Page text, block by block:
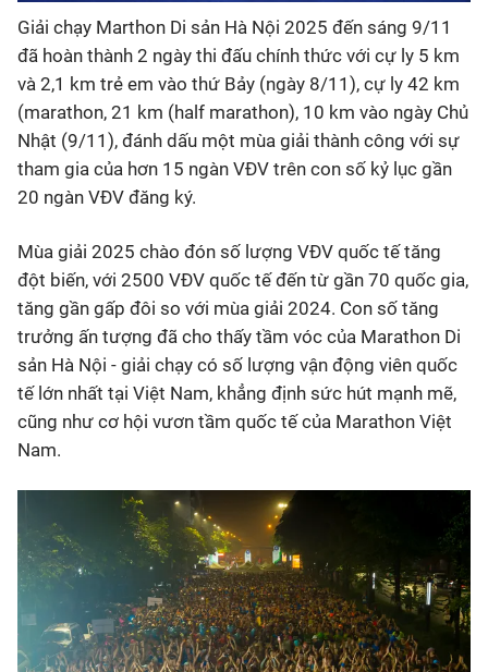
Giải chạy Marthon Di sản Hà Nội 2025 đến sáng 9/11
đã hoàn thành 2 ngày thi đấu chính thức với cự ly 5 km
và 2,1 km trẻ em vào thứ Bảy (ngày 8/11), cự ly 42 km
(marathon, 21 km (half marathon), 10 km vào ngày Chủ
Nhật (9/11), đánh dấu một mùa giải thành công với sự
tham gia của hơn 15 ngàn VĐV trên con số kỷ lục gần
20 ngàn VĐV đăng ký.
Mùa giải 2025 chào đón số lượng VĐV quốc tế tăng
đột biến, với 2500 VĐV quốc tế đến từ gần 70 quốc gia,
tăng gần gấp đôi so với mùa giải 2024. Con số tăng
trưởng ấn tượng đã cho thấy tầm vóc của Marathon Di
sản Hà Nội - giải chạy có số lượng vận động viên quốc
tế lớn nhất tại Việt Nam, khẳng định sức hút mạnh mẽ,
cũng như cơ hội vươn tầm quốc tế của Marathon Việt
Nam.